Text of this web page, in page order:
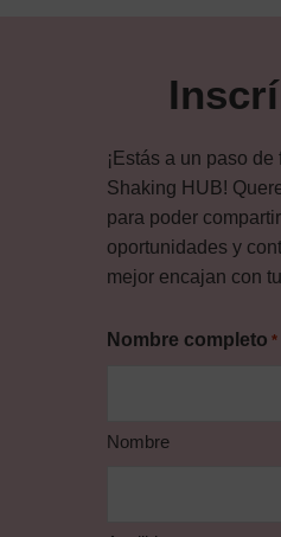
¡Estás a un paso de
Shaking HUB!
para poder
oportunidades y
mejor encajan con
Nombre completo *
Nombre